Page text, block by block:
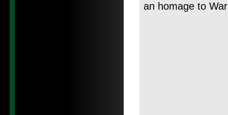
an homage to